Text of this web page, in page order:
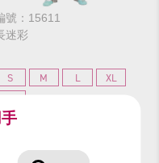
號：15611
迷彩
S M L
XL